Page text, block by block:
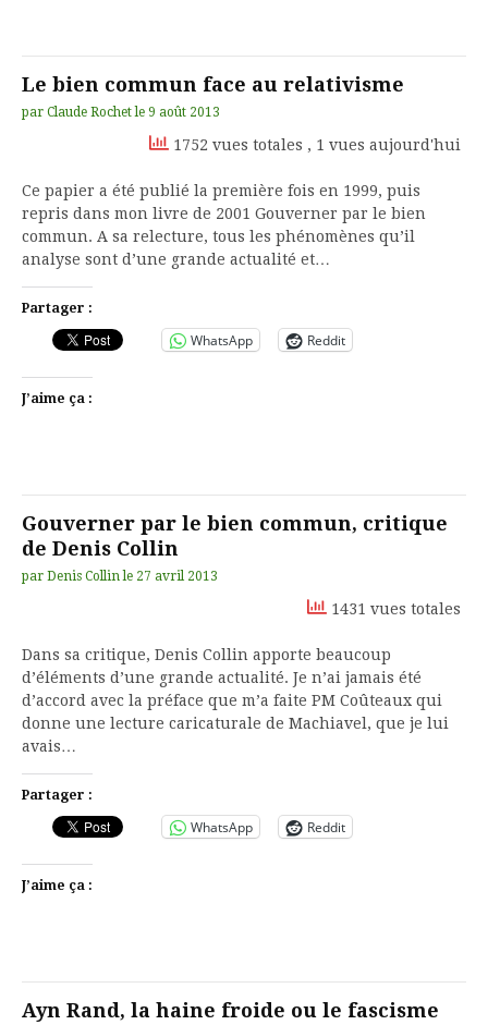
Le bien commun face au relativisme
par Claude Rochet le 9 août 2013
1752 vues totales , 1 vues aujourd'hui
Ce papier a été publié la première fois en 1999, puis
repris dans mon livre de 2001 Gouverner par le bien
commun. A sa relecture, tous les phénomènes qu’il
analyse sont d’une grande actualité et…
Partager :
WhatsApp Reddit
J’aime ça :
Gouverner par le bien commun, critique
de Denis Collin
par Denis Collin le 27 avril 2013
1431 vues totales
Dans sa critique, Denis Collin apporte beaucoup
d’éléments d’une grande actualité. Je n’ai jamais été
d’accord avec la préface que m’a faite PM Coûteaux qui
donne une lecture caricaturale de Machiavel, que je lui
avais…
Partager :
WhatsApp Reddit
J’aime ça :
Ayn Rand, la haine froide ou le fascisme